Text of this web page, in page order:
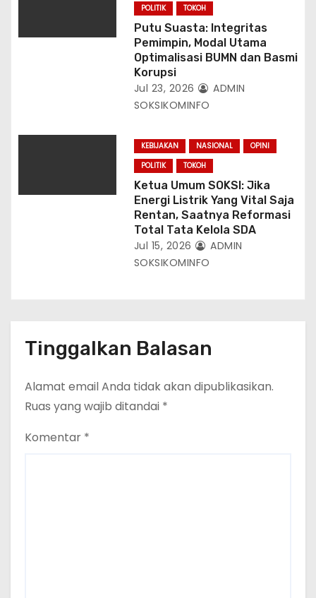
POLITIK
TOKOH
Putu Suasta: Integritas
Pemimpin, Modal Utama
Optimalisasi BUMN dan Basmi
Korupsi
Jul 23, 2026
ADMIN
SOKSIKOMINFO
KEBIJAKAN NASIONAL
OPINI
POLITIK
TOKOH
Ketua Umum SOKSI: Jika
Energi Listrik Yang Vital Saja
Rentan, Saatnya Reformasi
Total Tata Kelola SDA
Jul 15, 2026
ADMIN
SOKSIKOMINFO
Tinggalkan Balasan
Alamat email Anda tidak akan dipublikasikan.
Ruas yang wajib ditandai *
Komentar *